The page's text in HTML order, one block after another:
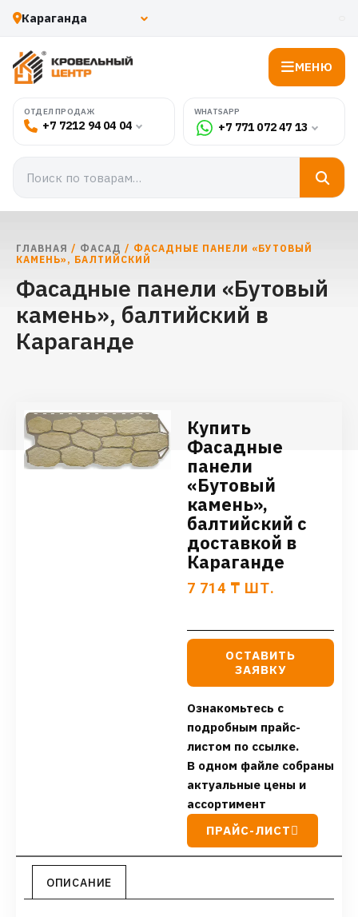
МЕНЮ
ОТДЕЛ ПРОДАЖ
+7 7212 94 04 04
WHATSAPP
+7 771 072 47 13
ГЛАВНАЯ / ФАСАД / ФАСАДНЫЕ ПАНЕЛИ «БУТОВЫЙ
КАМЕНЬ», БАЛТИЙСКИЙ
Фасадные панели «Бутовый
камень», балтийский в
Караганде
Купить
Фасадные
панели
«Бутовый
камень»,
балтийский с
доставкой в
Караганде
7 714 ₸ ШТ.
ОСТАВИТЬ
ЗАЯВКУ
Ознакомьтесь с
подробным прайс-
листом по ссылке.
В одном файле собраны
актуальные цены и
ассортимент
ПРАЙС-ЛИСТ
ОПИСАНИЕ